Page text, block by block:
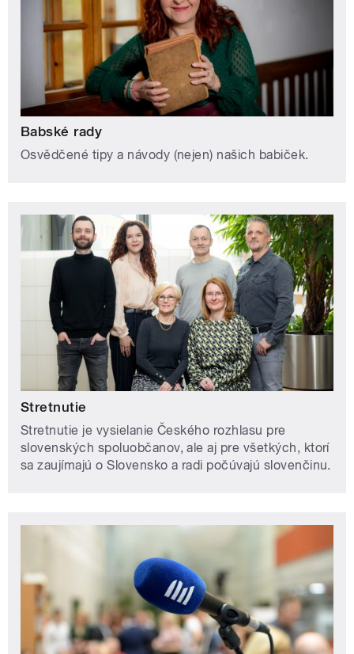
Babské rady
Osvědčené tipy a návody (nejen) našich babiček.
Stretnutie
Stretnutie je vysielanie Českého rozhlasu pre
slovenských spoluobčanov, ale aj pre všetkých, ktorí
sa zaujímajú o Slovensko a radi počúvajú slovenčinu.